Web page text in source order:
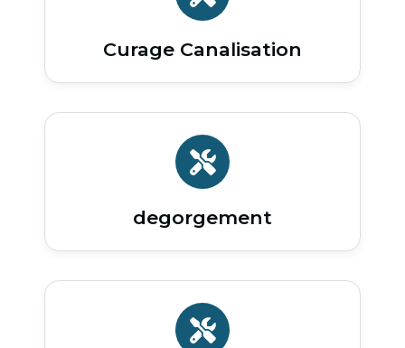
Curage Canalisation
degorgement